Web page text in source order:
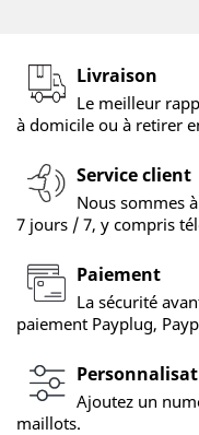
Livraison
Le meilleur
à domicile ou à retirer
Service client
Nous sommes
7 jours / 7, y compris
Paiement
La sécurité
paiement Payplug,
Ajoutez un
maillots.